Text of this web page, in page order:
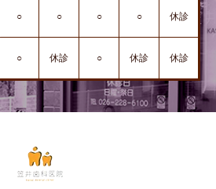
○ ○ ○ ○ 休診
○ 休診 ○ 休診 休診